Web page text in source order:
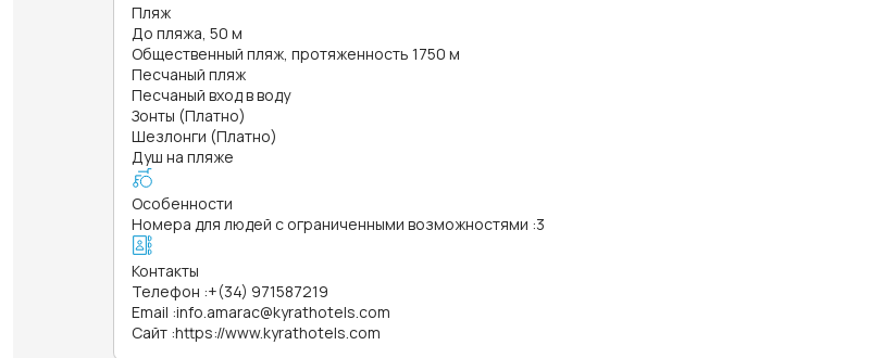
Пляж
До пляжа, 50 м
Общественный пляж, протяженность 1750 м
Песчаный пляж
Песчаный вход в воду
Зонты (Платно)
Шезлонги (Платно)
Душ на пляже
Особенности
Номера для людей с ограниченными возможностями :3
Контакты
Телефон :+(34) 971587219
Email :info.amarac@kyrathotels.com
Сайт :https://www.kyrathotels.com